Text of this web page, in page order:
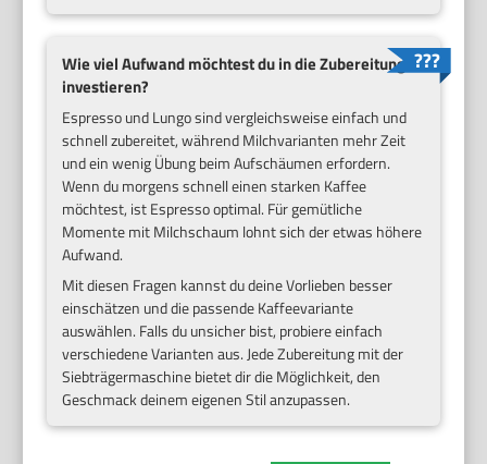
Wie viel Aufwand möchtest du in die Zubereitung
investieren?
Espresso und Lungo sind vergleichsweise einfach und
schnell zubereitet, während Milchvarianten mehr Zeit
und ein wenig Übung beim Aufschäumen erfordern.
Wenn du morgens schnell einen starken Kaffee
möchtest, ist Espresso optimal. Für gemütliche
Momente mit Milchschaum lohnt sich der etwas höhere
Aufwand.
Mit diesen Fragen kannst du deine Vorlieben besser
einschätzen und die passende Kaffeevariante
auswählen. Falls du unsicher bist, probiere einfach
verschiedene Varianten aus. Jede Zubereitung mit der
Siebträgermaschine bietet dir die Möglichkeit, den
Geschmack deinem eigenen Stil anzupassen.